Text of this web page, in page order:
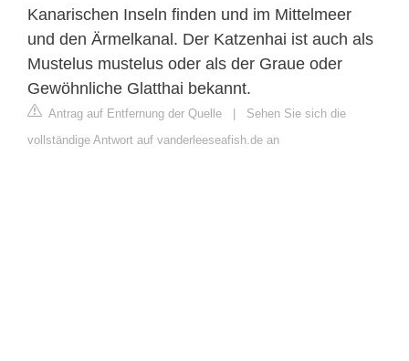
Kanarischen Inseln finden und im Mittelmeer
und den Ärmelkanal. Der Katzenhai ist auch als
Mustelus mustelus oder als der Graue oder
Gewöhnliche Glatthai bekannt.
Antrag auf Entfernung der Quelle | Sehen Sie sich die
vollständige Antwort auf vanderleeseafish.de an